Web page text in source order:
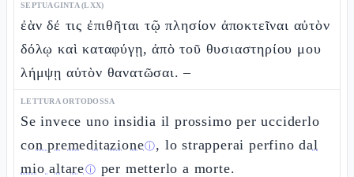
SEPTUAGINTA (LXX)
ἐὰν δέ τις ἐπιθῆται τῷ πλησίον ἀποκτεῖναι αὐτὸν
δόλῳ καὶ καταφύγῃ, ἀπὸ τοῦ θυσιαστηρίου μου
λήμψῃ αὐτὸν θανατῶσαι. –
LETTURA ORTODOSSA
Se invece uno insidia il prossimo per ucciderlo
con premeditazioneⓘ, lo strapperai perfinodal
mio altareⓘ per metterlo a morte.